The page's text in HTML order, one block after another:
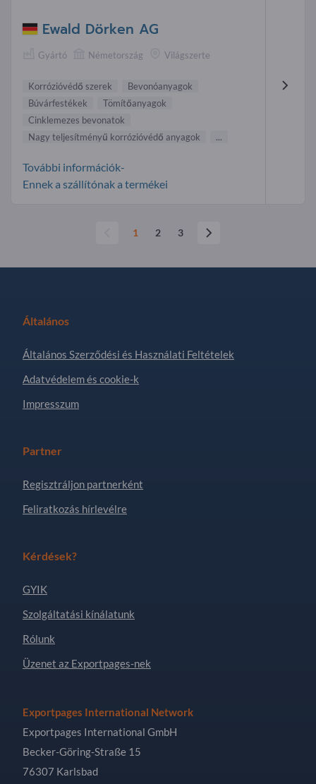
Ewald Dörken AG
Gyártó Németország Világszerte
Korrózióvédő szerek
Bevonóanyagok
Búvárfestékek
Tömítőanyagok
Cinklemezes bevonatok
Nagy teljesítményű korrózióvédő anyagok
...
További információk-
Ennek a szállítónak a termékei
1 2 3
Általános
Általános Szerződési és Használati Feltételek
Adatvédelem és cookie-k
Impresszum
Partner
Regisztráljon partnerként
Feliratkozás hírlevélre
Kérdések?
GYIK
Szolgáltatási kínálatunk
Rólunk
Üzenet az Exportpages-nek
Exportpages International Network
Exportpages International GmbH
Becker-Göring-Straße 15
76307 Karlsbad